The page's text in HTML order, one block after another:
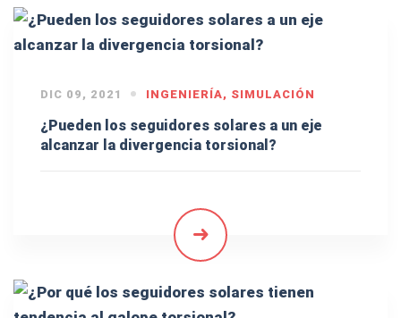
DIC 09, 2021 INGENIERÍA, SIMULACIÓN
¿Pueden los seguidores solares a un eje
alcanzar la divergencia torsional?